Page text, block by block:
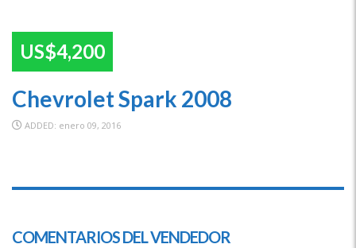
US$4,200
Chevrolet Spark 2008
ADDED: enero 09, 2016
SPECIAL
COMENTARIOS DEL VENDEDOR